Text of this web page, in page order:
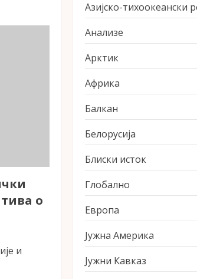
о
и
Азијско-тихоокеански
Анализе
Арктик
Африка
Балкан
Белорусија
Блиски исток
Глобално
Европа
Јужна Америка
Јужни Кавказ